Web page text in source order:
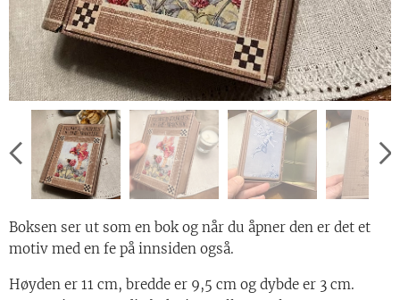
Boksen ser ut som en bok og når du åpner den er det et
motiv med en fe på innsiden også.
Høyden er 11 cm, bredde er 9,5 cm og dybde er 3 cm.